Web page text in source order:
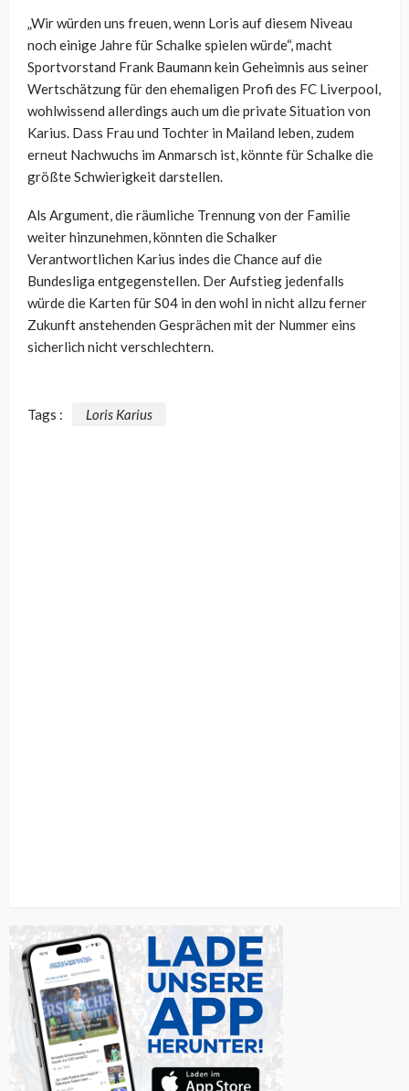
„Wir würden uns freuen, wenn Loris auf diesem Niveau
noch einige Jahre für Schalke spielen würde“, macht
Sportvorstand Frank Baumann kein Geheimnis aus seiner
Wertschätzung für den ehemaligen Profi des FC Liverpool,
wohlwissend allerdings auch um die private Situation von
Karius. Dass Frau und Tochter in Mailand leben, zudem
erneut Nachwuchs im Anmarsch ist, könnte für Schalke die
größte Schwierigkeit darstellen.
Als Argument, die räumliche Trennung von der Familie
weiter hinzunehmen, könnten die Schalker
Verantwortlichen Karius indes die Chance auf die
Bundesliga entgegenstellen. Der Aufstieg jedenfalls
würde die Karten für S04 in den wohl in nicht allzu ferner
Zukunft anstehenden Gesprächen mit der Nummer eins
sicherlich nicht verschlechtern.
Tags : Loris Karius